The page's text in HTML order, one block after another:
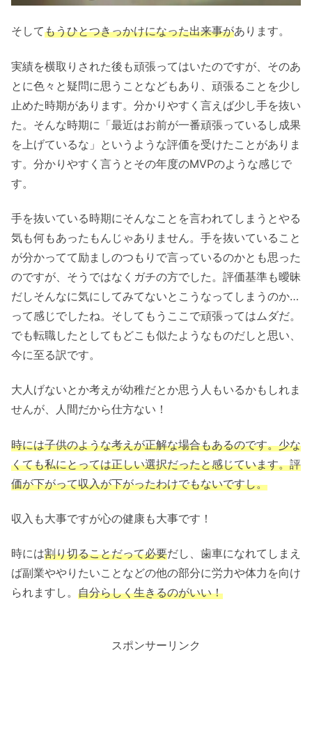
そしてもうひとつきっかけになった出来事があります。
実績を横取りされた後も頑張ってはいたのですが、そのあ
とに色々と疑問に思うことなどもあり、頑張ることを少し
止めた時期があります。分かりやすく言えば少し手を抜い
た。そんな時期に「最近はお前が一番頑張っているし成果
を上げているな」というような評価を受けたことがありま
す。分かりやすく言うとその年度のMVPのような感じで
す。
手を抜いている時期にそんなことを言われてしまうとやる
気も何もあったもんじゃありません。手を抜いていること
が分かってて励ましのつもりで言っているのかとも思った
のですが、そうではなくガチの方でした。評価基準も曖昧
だしそんなに気にしてみてないとこうなってしまうのか…
って感じでしたね。そしてもうここで頑張ってはムダだ。
でも転職したとしてもどこも似たようなものだしと思い、
今に至る訳です。
大人げないとか考えが幼稚だとか思う人もいるかもしれま
せんが、人間だから仕方ない！
時には子供のような考えが正解な場合もあるのです。少な
くても私にとっては正しい選択だったと感じています。評
価が下がって収入が下がったわけでもないですし。
収入も大事ですが心の健康も大事です！
時には割り切ることだって必要だし、歯車になれてしまえ
ば副業ややりたいことなどの他の部分に労力や体力を向け
られますし。 自分らしく生きるのがいい！
スポンサーリンク